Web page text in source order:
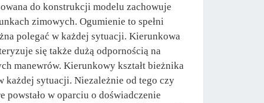
do konstrukcji modelu zachowuje
zimowych. Ogumienie to spełni
polegać w każdej sytuacji. Kierunkowa
się także dużą odpornością na
manewrów. Kierunkowy kształt bieżnika
każdej sytuacji. Niezależnie od tego czy
powstało w oparciu o doświadczenie